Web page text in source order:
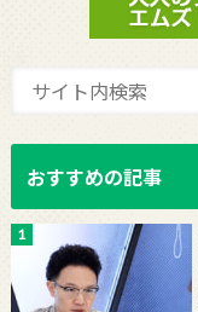
おすすめの記事